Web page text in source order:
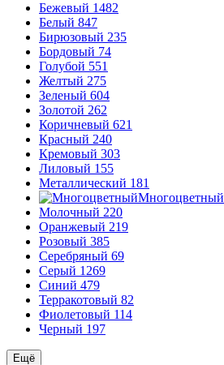
Бежевый 1482
Белый 847
Бирюзовый 235
Бордовый 74
Голубой 551
Желтый 275
Зеленый 604
Золотой 262
Коричневый 621
Красный 240
Кремовый 303
Лиловый 155
Металлический 181
Многоцветный
Молочный 220
Оранжевый 219
Розовый 385
Серебряный 69
Серый 1269
Синий 479
Терракотовый 82
Фиолетовый 114
Черный 197
Ещё